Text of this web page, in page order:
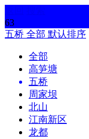
63
五桥 全部 默认排序
全部
高笋塘
五桥
周家坝
北山
江南新区
龙都